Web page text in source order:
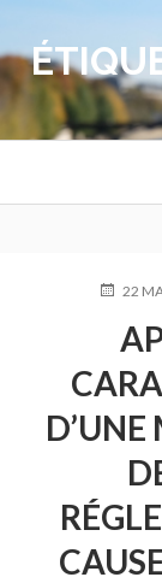
contenu
PUBLIÉ
22